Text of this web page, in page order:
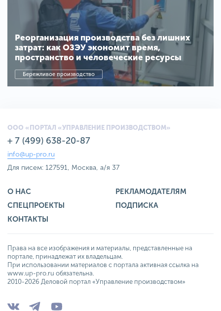
Реорганизация производства без лишних
затрат: как ОЗЭУ экономит время,
пространство и человеческие ресурсы
Бережливое производство
ООО «ПОРТАЛ «УПРАВЛЕНИЕ ПРОИЗВОДСТВОМ»
+ 7 (499) 638-20-87
info@up-pro.ru
Для писем: 127591, Москва, а/я 37
О НАС
РЕКЛАМОДАТЕЛЯМ
СПЕЦПРОЕКТЫ
ПОДПИСКА
КОНТАКТЫ
Права на все изображения и материалы, представленные на
портале, принадлежат их владельцам.
При использовании материалов с портала активная ссылка на
www.up-pro.ru обязательна.
2010-2026 Деловой портал «Управление производством»